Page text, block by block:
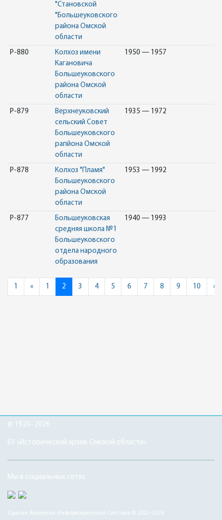
"Становской
"Большеуковского
района Омской
области
Р-880
Колхоз имени
Кагановича
Большеуковского
района Омской
области
1950 — 1957
Р-879
Верхнеуковский
сельский Совет
Большеуковского
рапйона Омской
области
1935 — 1972
Р-878
Колхоз "Пламя"
Большеуковского
района Омской
области
1953 — 1992
Р-877
Большеуковская
средняя школа №1
Большеуковского
отдела народного
образования
1940 — 1993
1 «Previous
1 2 3 4 5 6 7 8 9 10 »
© 1920–2026
БУ «Исторический архив Омской области»
Мы в социальных сетях
Единая Архивная Информационная Система © 2022–2026